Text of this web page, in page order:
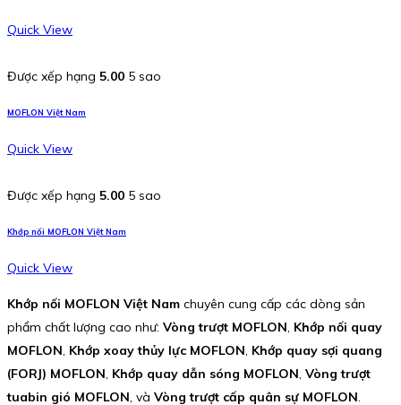
Quick View
Được xếp hạng 5.00 5 sao
MOFLON Việt Nam
Quick View
Được xếp hạng 5.00 5 sao
Khớp nối MOFLON Việt Nam
Quick View
Khớp nối MOFLON Việt Nam chuyên cung cấp các dòng sản
phẩm chất lượng cao như: Vòng trượt MOFLON, Khớp nối quay
MOFLON, Khớp xoay thủy lực MOFLON, Khớp quay sợi quang
(FORJ) MOFLON, Khớp quay dẫn sóng MOFLON, Vòng trượt
tuabin gió MOFLON, và Vòng trượt cấp quân sự MOFLON.